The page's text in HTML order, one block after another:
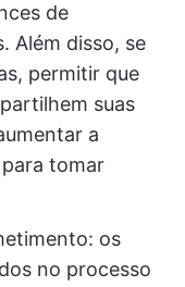
de
Além disso, se
permitir que
suas
a
tomar
os
no processo